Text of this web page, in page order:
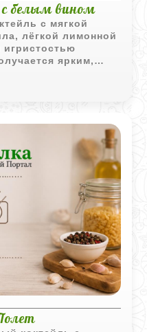
белым вином
с мягкой
лёгкой лимонной
игристостью
ярким,